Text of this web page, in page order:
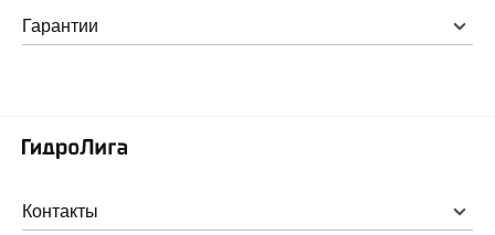
Гарантии
Контакты